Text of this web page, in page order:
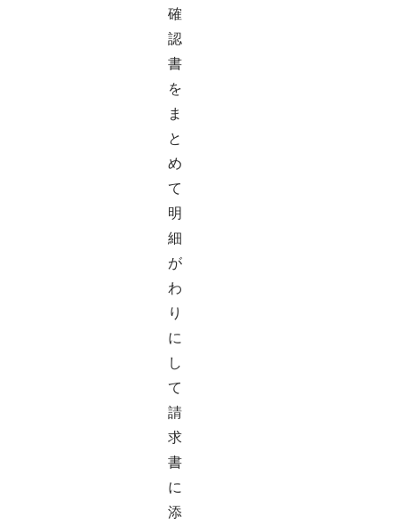
確
認
書
を
ま
と
め
て
明
細
が
わ
り
に
し
て
請
求
書
に
添